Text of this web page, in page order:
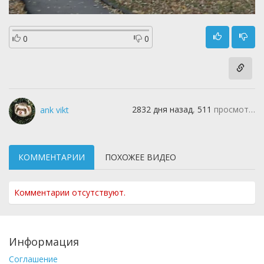
0 0
ank vikt 2832 дня назад, 511 просмотров
КОММЕНТАРИИ ПОХОЖЕЕ ВИДЕО
Комментарии отсутствуют.
Информация
Соглашение